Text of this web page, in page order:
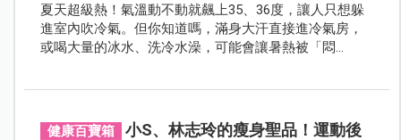
夏天超級熱！氣溫動不動就飆上35、36度，讓人只想躲
進室內吹冷氣。但你知道嗎，滿身大汗直接進冷氣房，
或喝大量的冰水、洗冷水澡，可能會讓暑熱被「悶
健康百寶箱
小S、林志玲的瘦身聖品！運動後